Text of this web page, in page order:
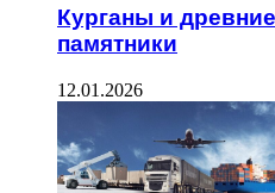
Курганы и
памятники
12.01.2026